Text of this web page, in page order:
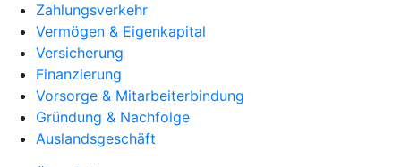
Zahlungsverkehr
Vermögen & Eigenkapital
Versicherung
Finanzierung
Vorsorge & Mitarbeiterbindung
Gründung & Nachfolge
Auslandsgeschäft